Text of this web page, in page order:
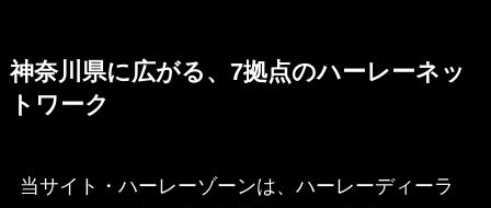
神奈川県に広がる、7拠点のハーレーネッ
トワーク
当サイト・ハーレーゾーンは、ハーレーディーラ